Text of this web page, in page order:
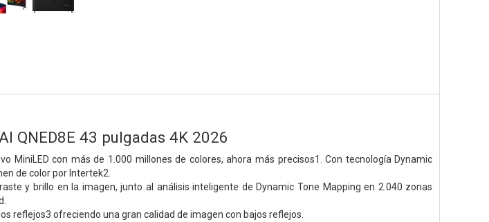
QNED8E 43 pulgadas 4K 2026
MiniLED con más de 1.000 millones de colores, ahora más precisos1. Con tecnología Dynamic
de color por Intertek2.
y brillo en la imagen, junto al análisis inteligente de Dynamic Tone Mapping en 2.040 zonas
reflejos3 ofreciendo una gran calidad de imagen con bajos reflejos.